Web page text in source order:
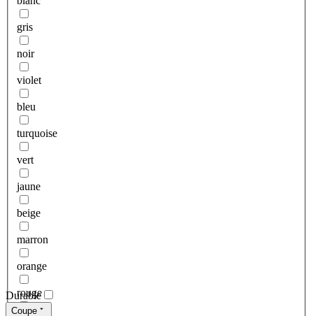
gris
noir
violet
bleu
turquoise
vert
jaune
beige
marron
orange
rouge
Durable
Coupe